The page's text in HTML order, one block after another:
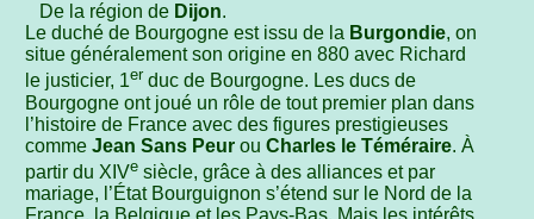
De la région de Dijon.
Le duché de Bourgogne est issu de la Burgondie, on
situe généralement son origine en 880 avec Richard
le justicier, 1er duc de Bourgogne. Les ducs de
Bourgogne ont joué un rôle de tout premier plan dans
l’histoire de France avec des figures prestigieuses
commeJean Sans Peur ouCharles le Téméraire. À
partir du XIVe siècle, grâce à des alliances et par
mariage, l’État Bourguignon s’étend sur le Nord de la
France, la Belgique et les Pays-Bas. Mais les intérêts